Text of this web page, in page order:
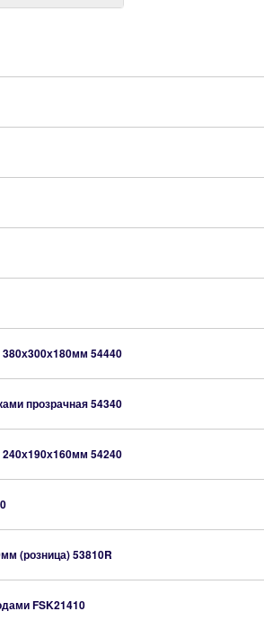
380х300х180мм 54440
прозрачная54340
240х190х160мм 54240
(розница)53810R
FSK21410